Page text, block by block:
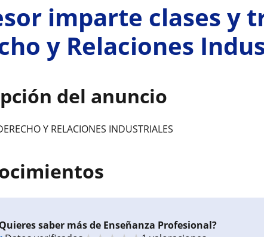
imparte clases y
y Relaciones
del anuncio
Y RELACIONES INDUSTRIALES
saber más de Enseñanza Profesional?